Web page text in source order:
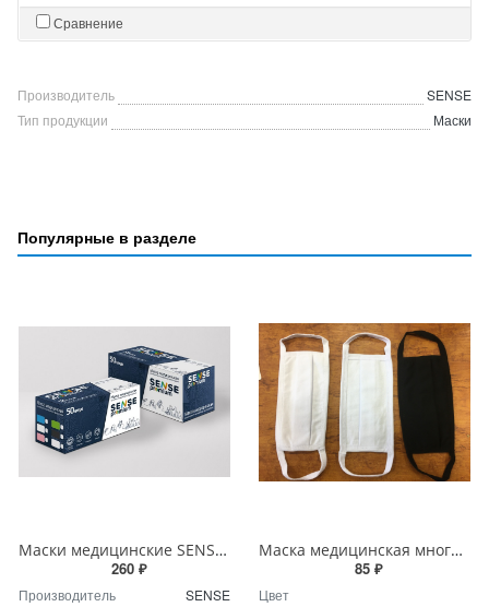
Сравнение
Производитель
SENSE
Тип продукции
Маски
Популярные в разделе
Маски медицинские SENSE premium 50 шт.
260 ₽
Производитель
SENSE
Маска медицинская многоразовая лицевая защитная
85 ₽
Цвет